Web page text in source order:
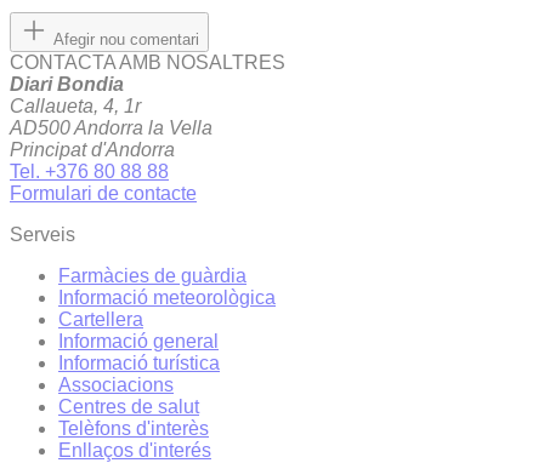
Afegir nou comentari
CONTACTA AMB NOSALTRES
Diari Bondia
Callaueta, 4, 1r
AD500 Andorra la Vella
Principat d'Andorra
Tel. +376 80 88 88
Formulari de contacte
Serveis
Farmàcies de guàrdia
Informació meteorològica
Cartellera
Informació general
Informació turística
Associacions
Centres de salut
Telèfons d'interès
Enllaços d'interés